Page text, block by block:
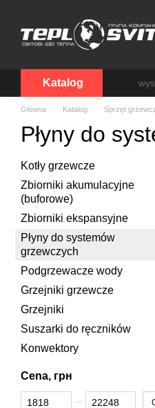
Katalog
Główna Katalog Sprzęt
Płyny do
Kotły grzewcze
Zbiorniki akumulacyjne
(buforowe)
Zbiorniki ekspansyjne
Płyny do systemów
grzewczych
Podgrzewacze wody
Grzejniki grzewcze
Grzejniki
Suszarki do ręczników
Konwektory
Cena, грн
Od Cena, грн
Do Cena, грн